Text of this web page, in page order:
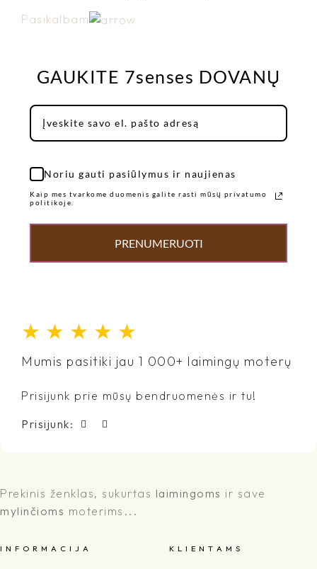
Pasikalbam
GAUKITE 7senses DOVANŲ
Noriu gauti pasiūlymus ir naujienas
Kaip mes tvarkome duomenis galite rasti mūsų privatumo
politikoje.
PRENUMERUOTI
★ ★ ★ ★ ★
Mumis pasitiki jau 1 000+ laimingų moterų
Prisijunk prie mūsų bendruomenės ir tu!
Prisijunk:
Prekinis ženklas, sukurtas laimingoms ir save
mylinčioms moterims...
I N F O R M A C I J A K L I E N T A M S